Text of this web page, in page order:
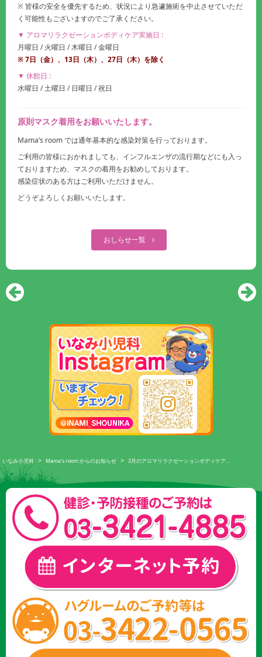
※ 皆様の安全を優先するため、状況により急遽施術を中止させていただ
く可能性もございますのでご了承ください。
▼ アロマリラクゼーションボディケア実施日 :
月曜日 / 火曜日 / 木曜日 / 金曜日
※ 7日（金）、13日（木） 、27日（木） を除く
▼ 休館日 :
水曜日 / 土曜日 / 日曜日 / 祝日
原則マスク着用をお願いいたします。
Mama’s room では通年基本的な感染対策を行っております。
ご利用の皆様におかれましても、インフルエンザの流行期などにも入っ
ておりますため、マスクの着用をお勧めしております。
感染症状のある方はご利用いただけません。
どうぞよろしくお願いいたします。
おしらせ一覧
いなみ小児科 > Mama's room からのお知らせ > 3月のアロマリラクゼーションボディケア…